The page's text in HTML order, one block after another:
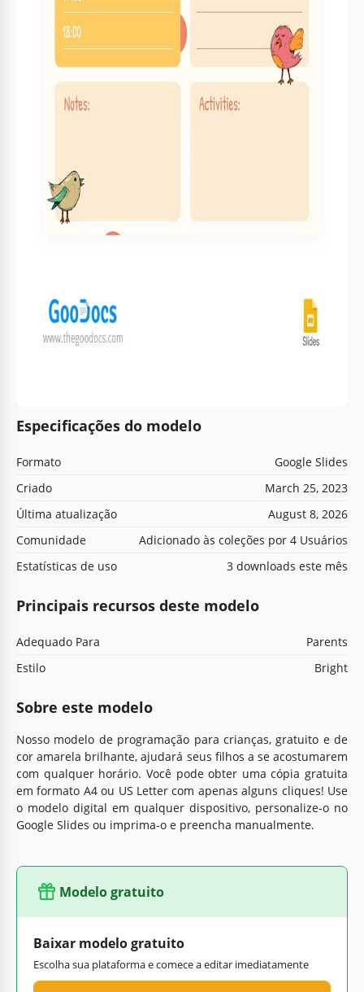
Especificações do modelo
Formato
Google Slides
Criado
March 25, 2023
Última atualização
August 8, 2026
Comunidade
Adicionado às coleções por 4 Usuários
Estatísticas de uso
3 downloads este mês
Principais recursos deste modelo
Adequado Para
Parents
Estilo
Bright
Sobre este modelo
Nosso modelo de programação para crianças, gratuito e de
cor amarela brilhante, ajudará seus filhos a se acostumarem
com qualquer horário. Você pode obter uma cópia gratuita
em formato A4 ou US Letter com apenas alguns cliques! Use
o modelo digital em qualquer dispositivo, personalize-o no
Google Slides ou imprima-o e preencha manualmente.
Modelo gratuito
Baixar modelo gratuito
Escolha sua plataforma e comece a editar imediatamente